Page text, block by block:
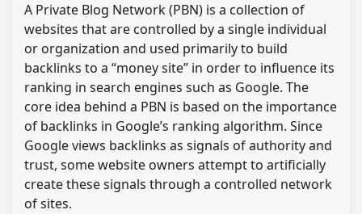
A Private Blog Network (PBN) is a collection of
websites that are controlled by a single individual
or organization and used primarily to build
backlinks to a “money site” in order to influence its
ranking in search engines such as Google. The
core idea behind a PBN is based on the importance
of backlinks in Google’s ranking algorithm. Since
Google views backlinks as signals of authority and
trust, some website owners attempt to artificially
create these signals through a controlled network
of sites.